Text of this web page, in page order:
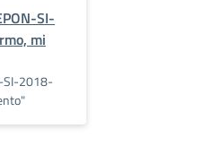
SI-
mi
SI-2018-